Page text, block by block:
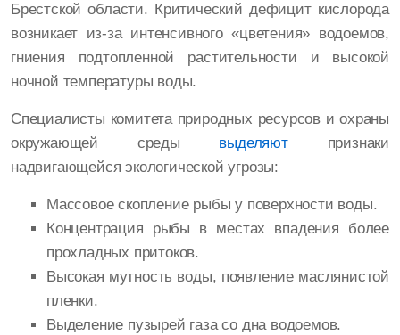
Брестской области. Критический дефицит кислорода
возникает из-за интенсивного «цветения» водоемов,
гниения подтопленной растительности и высокой
ночной температуры воды.
Специалисты комитета природных ресурсов и охраны
окружающей среды выделяютпризнаки
надвигающейся экологической угрозы:
Массовое скопление рыбы у поверхности воды.
Концентрация рыбы в местах впадения более
прохладных притоков.
Высокая мутность воды, появление маслянистой
пленки.
Выделение пузырей газа со дна водоемов.